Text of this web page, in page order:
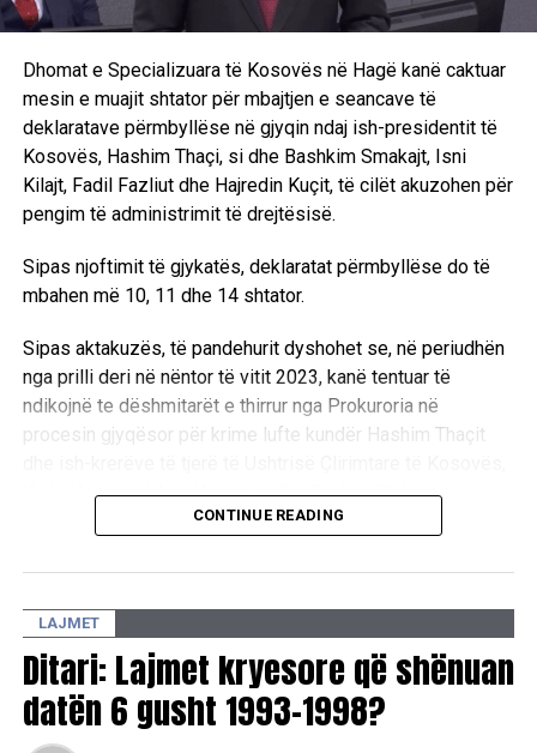
Dhomat e Specializuara të Kosovës në Hagë kanë caktuar
mesin e muajit shtator për mbajtjen e seancave të
deklaratave përmbyllëse në gjyqin ndaj ish-presidentit të
Kosovës, Hashim Thaçi, si dhe Bashkim Smakajt, Isni
Kilajt, Fadil Fazliut dhe Hajredin Kuçit, të cilët akuzohen për
pengim të administrimit të drejtësisë.
Sipas njoftimit të gjykatës, deklaratat përmbyllëse do të
mbahen më 10, 11 dhe 14 shtator.
Sipas aktakuzës, të pandehurit dyshohet se, në periudhën
nga prilli deri në nëntor të vitit 2023, kanë tentuar të
ndikojnë te dëshmitarët e thirrur nga Prokuroria në
procesin gjyqësor për krime lufte kundër Hashim Thaçit
Kadri Veselit, Jakup Krasniqit dhe Rexhep Selimit.
personave zyrtarë në kryerjen e detyrave zyrtare, si dhe
mosbindje ndaj gjykatës.
Ndërkaq, ndaj Bashkim Smakajt, Isni Kilajt dhe Fadil Fazliut
është ngritur nga një akuzë për tentim të pengimit të
personave zyrtarë në kryerjen e detyrave zyrtare dhe nga
CONTINUE READING
LAJMET
Ditari: Lajmet kryesore që shënuan
datën 6 gusht 1993-1998?